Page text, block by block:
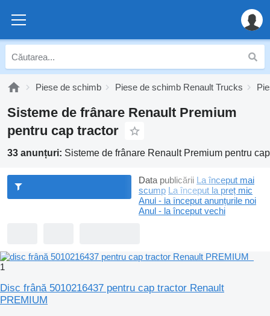
Piese de schimb Piese de schimb Renault Trucks
Sisteme de frânare Renault Premium
pentru cap tractor
33 anunțuri: Sisteme de frânare Renault Premium pentru
Data publicării La început mai
scump La început la preț mic
Anul - la început anunțurile noi
Anul - la început vechi
1
Disc frână 5010216437 pentru cap tractor Renault
PREMIUM